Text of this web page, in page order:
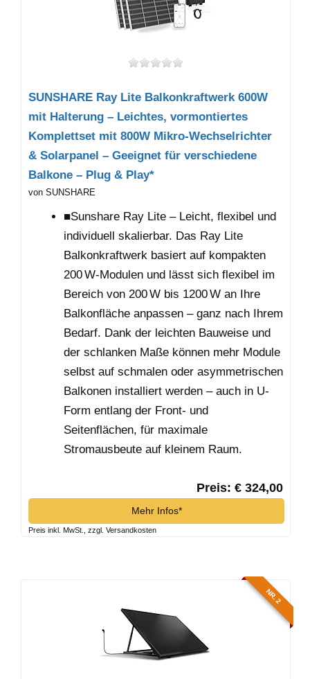
SUNSHARE Ray Lite Balkonkraftwerk 600W
mit Halterung – Leichtes, vormontiertes
Komplettset mit 800W Mikro-Wechselrichter
& Solarpanel – Geeignet für verschiedene
Balkone – Plug & Play*
von SUNSHARE
■Sunshare Ray Lite – Leicht, flexibel und
individuell skalierbar. Das Ray Lite
Balkonkraftwerk basiert auf kompakten
200 W-Modulen und lässt sich flexibel im
Bereich von 200 W bis 1200 W an Ihre
Balkonfläche anpassen – ganz nach Ihrem
Bedarf. Dank der leichten Bauweise und
der schlanken Maße können mehr Module
selbst auf schmalen oder asymmetrischen
Balkonen installiert werden – auch in U-
Form entlang der Front- und
Seitenflächen, für maximale
Stromausbeute auf kleinem Raum.
Preis: € 324,00
Mehr Infos*
Preis inkl. MwSt., zzgl. Versandkosten
NR. 2